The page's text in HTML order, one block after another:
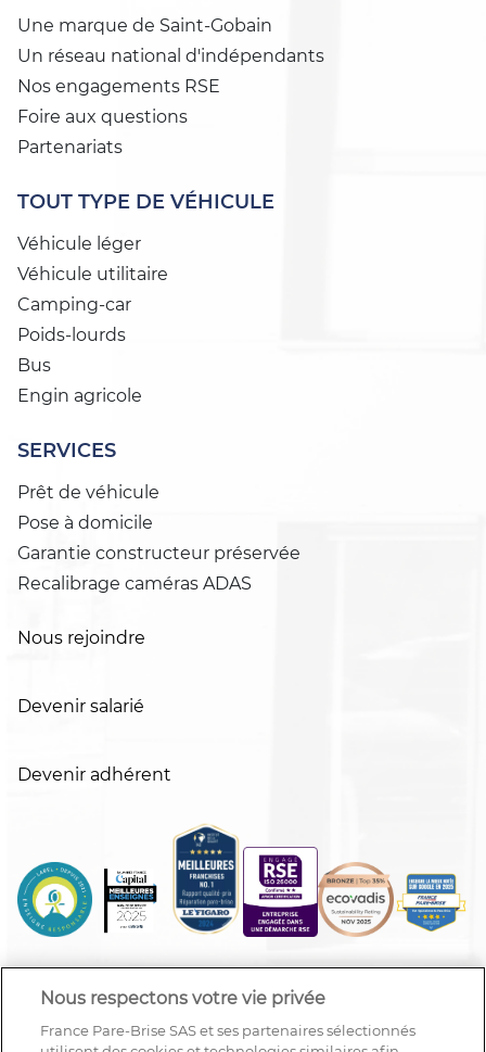
Une marque de Saint-Gobain
Un réseau national d'indépendants
Nos engagements RSE
Foire aux questions
Partenariats
TOUT TYPE DE VÉHICULE
Véhicule léger
Véhicule utilitaire
Camping-car
Poids-lourds
Bus
Engin agricole
SERVICES
Prêt de véhicule
Pose à domicile
Garantie constructeur préservée
Recalibrage caméras ADAS
Nous rejoindre
Devenir salarié
Devenir adhérent
Nous respectons votre vie privée
France Pare-Brise SAS et ses partenaires sélectionnés